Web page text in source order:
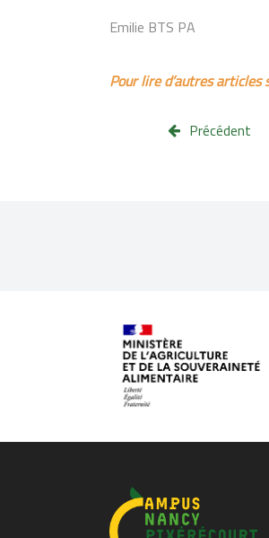
Emilie BTS PA
Pour lire d’autres
Précédent